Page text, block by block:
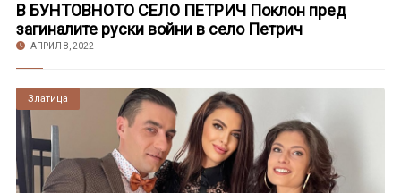
В БУНТОВНОТО СЕЛО ПЕТРИЧ Поклон пред
загиналите руски войни в село Петрич
АПРИЛ 8, 2022
Златица